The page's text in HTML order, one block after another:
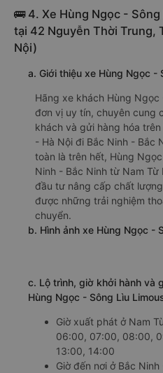
🚌 4. Xe Hùng Ngọc -
tại 42 Nguyễn Thời Trung,
Nội)
a. Giới thiệu xe Hùng Ngọc -
Hãng xe khách Hùng Ngọc
đơn vị uy tín, chuyên cung
khách và gửi hàng hóa
- Hà Nội đi Bắc Ninh - Bắc
toàn là trên hết, Hùng
Ninh - Bắc Ninh từ Nam
đầu tư nâng cấp chất
được những trải nghiệm
chuyển.
b. Hình ảnh xe Hùng Ngọc -
c. Lộ trình, giờ khởi hành và
Hùng Ngọc - Sông Lìu
Giờ xuất phát ở Nam
06:00, 07:00, 08:00,
13:00, 14:00
Giờ đến nơi ở Bắc